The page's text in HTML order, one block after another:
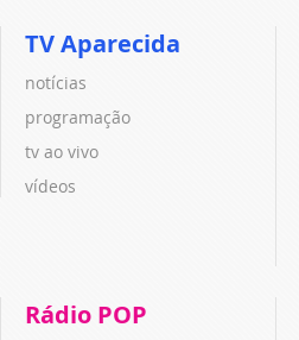
TV Aparecida
notícias
programação
tv ao vivo
vídeos
Rádio POP